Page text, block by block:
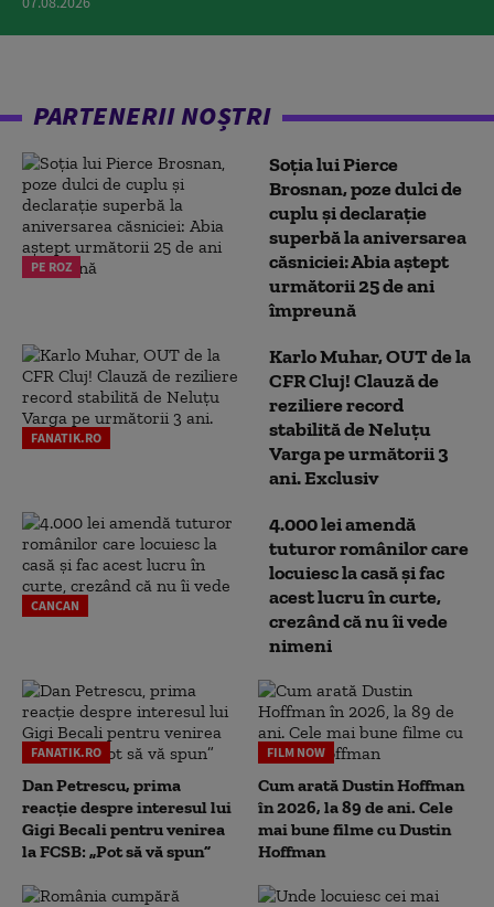
PARTENERII NOȘTRI
PE ROZ
Soția lui Pierce
Brosnan, poze dulci de
cuplu și declarație
superbă la aniversarea
căsniciei: Abia aștept
următorii 25 de ani
împreună
FANATIK.RO
Karlo Muhar, OUT de la
CFR Cluj! Clauză de
reziliere record
stabilită de Neluțu
Varga pe următorii 3
ani. Exclusiv
CANCAN
4.000 lei amendă
tuturor românilor care
locuiesc la casă și fac
acest lucru în curte,
crezând că nu îi vede
nimeni
FANATIK.RO
Dan Petrescu, prima
reacție despre interesul lui
Gigi Becali pentru venirea
la FCSB: „Pot să vă spun”
FILM NOW
Cum arată Dustin Hoffman
în 2026, la 89 de ani. Cele
mai bune filme cu Dustin
Hoffman